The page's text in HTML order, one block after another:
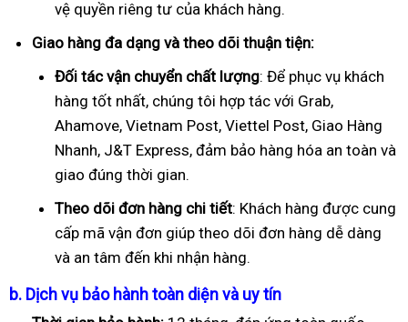
vệ quyền riêng tư của khách hàng.
Giao hàng đa dạng và theo dõi thuận tiện:
Đối tác vận chuyển chất lượng: Để phục vụ khách
hàng tốt nhất, chúng tôi hợp tác với Grab,
Ahamove, Vietnam Post, Viettel Post, Giao Hàng
Nhanh, J&T Express, đảm bảo hàng hóa an toàn và
giao đúng thời gian.
Theo dõi đơn hàng chi tiết: Khách hàng được cung
cấp mã vận đơn giúp theo dõi đơn hàng dễ dàng
và an tâm đến khi nhận hàng.
b. Dịch vụ bảo hành toàn diện và uy tín